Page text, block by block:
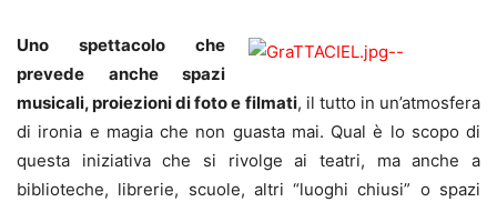
Uno spettacolo che
prevede anche spazi
musicali, proiezioni di foto e filmati, il tutto in un’atmosfera
di ironia e magia che non guasta mai. Qual è lo scopo di
questa iniziativa che si rivolge ai teatri, ma anche a
biblioteche, librerie, scuole, altri “luoghi chiusi” o spazi